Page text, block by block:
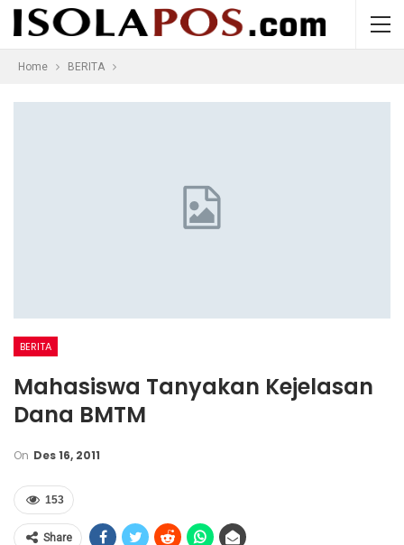
Home BERITA
BERITA
Mahasiswa Tanyakan Kejelasan
Dana BMTM
On Des 16, 2011
153
Share